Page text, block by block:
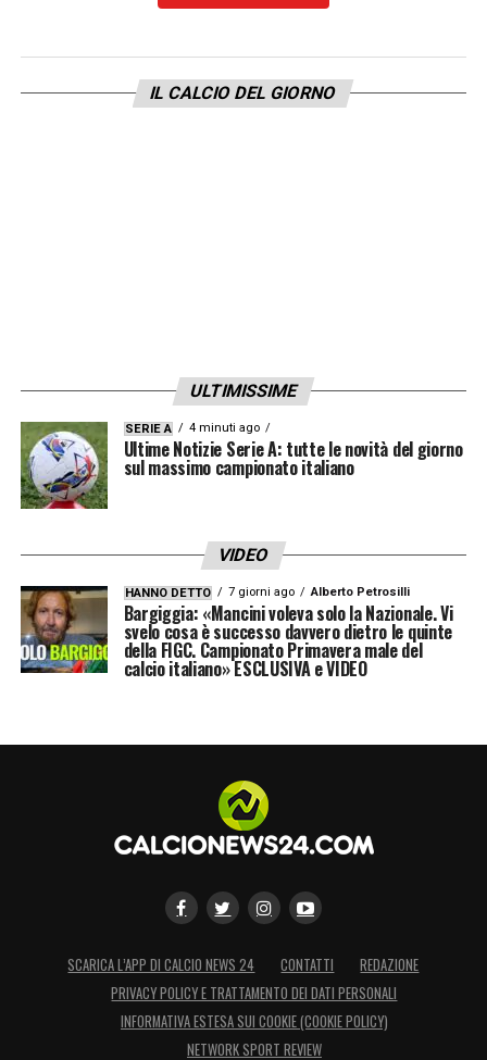
Sudafrica 2010
Russia 2018IL CALCIO DEL GIORNO
ULTIMISSIME
SERIE A 4 minuti ago
Ultime Notizie Serie A: tutte le novità del giorno
sul massimo campionato italiano
VIDEO
HANNO DETTO 7 giorni ago Alberto Petrosilli
Bargiggia: «Mancini voleva solo la Nazionale. Vi
svelo cosa è successo davvero dietro le quinte
della FIGC. Campionato Primavera male del
calcio italiano» ESCLUSIVA e VIDEO
SCARICA L’APP DI CALCIO NEWS 24 CONTATTI
REDAZIONE
PRIVACY POLICY E TRATTAMENTO DEI DATI PERSONALI
INFORMATIVA ESTESA SUI COOKIE (COOKIE POLICY)
NETWORK SPORT REVIEW